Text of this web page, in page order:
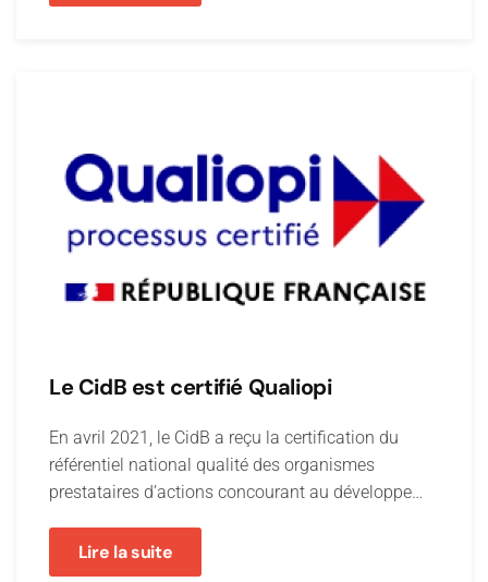
Le CidB est certifié Qualiopi
En avril 2021, le CidB a reçu la certification du
référentiel national qualité des organismes
prestataires d’actions concourant au développe…
Lire la suite